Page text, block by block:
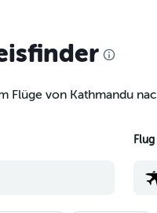
Flüge von Kathmandu